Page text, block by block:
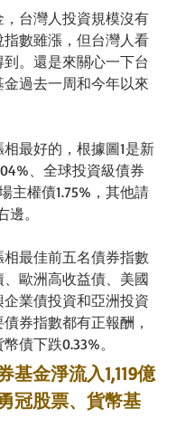
台灣人投資規模沒有
數雖漲，但台灣人看
。還是來關心一下台
過去一周和今年以來
最好的，根據圖1是新
、全球投資級債券
主權債1.75%，其他請
邊。
最佳前五名債券指數
歐洲高收益債、美國
業債投資和亞洲投資
券指數都有正報酬，
債下跌0.33%。
基金淨流入1,119億
冠股票、貨幣基